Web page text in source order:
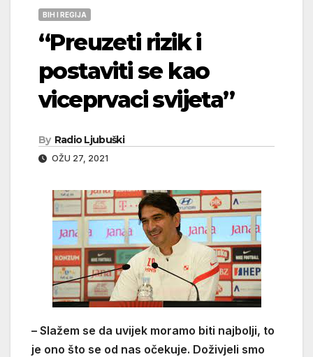
BIH I REGIJA
“Preuzeti rizik i
postaviti se kao
viceprvaci svijeta”
By Radio Ljubuški
OŽU 27, 2021
– Slažem se da uvijek moramo biti najbolji, to
je ono što se od nas očekuje. Doživjeli smo